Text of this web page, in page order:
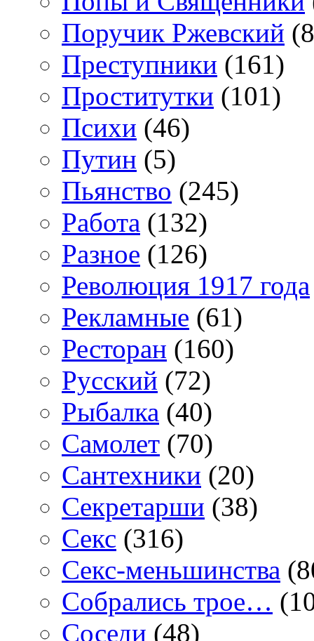
Поручик Ржевский
Преступники (161)
Проститутки (101)
Психи (46)
Путин (5)
Пьянство (245)
Работа (132)
Разное (126)
Революция 1917 года
Рекламные (61)
Ресторан (160)
Русский (72)
Рыбалка (40)
Самолет (70)
Сантехники (20)
Секретарши (38)
Секс (316)
Секс-меньшинства
Собрались трое…
Соседи (48)